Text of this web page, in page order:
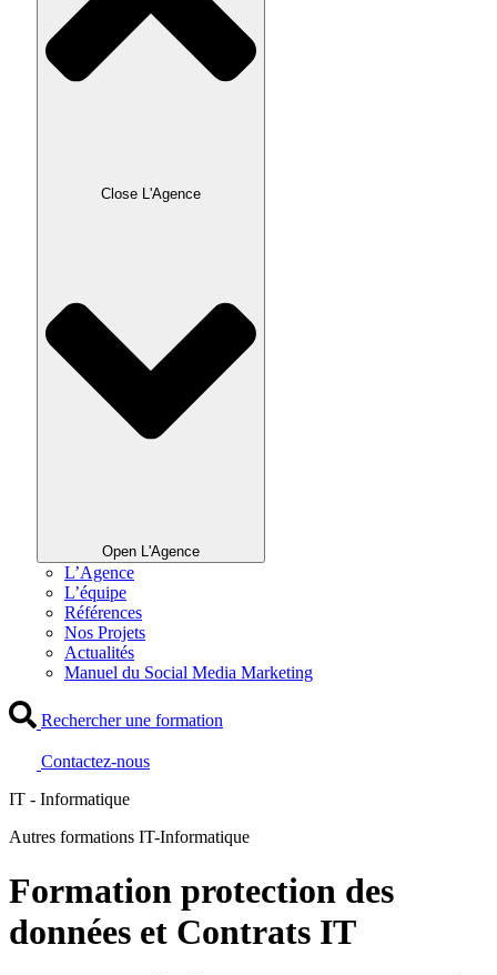
Close L'Agence
Open L'Agence
L’Agence
L’équipe
Références
Nos Projets
Actualités
Manuel du Social Media Marketing
Rechercher une formation
Contactez-nous
IT - Informatique
Autres formations IT-Informatique
Formation protection des
données et Contrats IT